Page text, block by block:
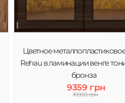
Цветное
Rehau в ламинации венге
бронза
9359 грн
10920 грн